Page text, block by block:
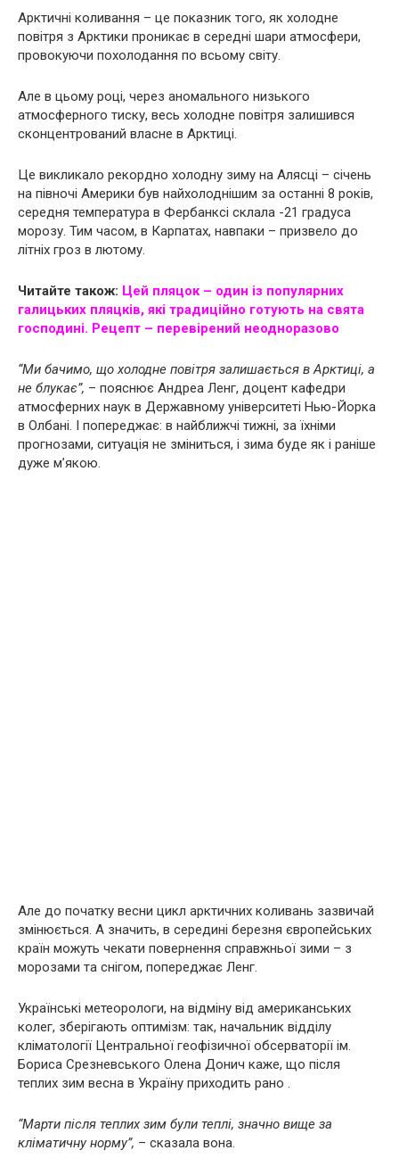
Арктичні коливання – це показник того, як холодне
повітря з Арктики проникає в середні шари атмосфери,
провокуючи похолодання по всьому світу.
Але в цьому році, через аномального низького
атмосферного тиску, весь холодне повітря залишився
сконцентрований власне в Арктиці.
Це викликало рекордно холодну зиму на Алясці – січень
на півночі Америки був найхолоднішим за останні 8 років,
середня температура в Фербанксі склала -21 градуса
морозу. Тим часом, в Карпатах, навпаки – призвело до
літніх гроз в лютому.
Читайте також: Цей пляцок – один із популярних
галицьких пляцків, які традиційно готують на свята
господині. Рецепт – перевірений неодноразово
“Ми бачимо, що холодне повітря залишається в Арктиці, а
не блукає”, – пояснює Андреа Ленг, доцент кафедри
атмосферних наук в Державному університеті Нью-Йорка
в Олбані. І попереджає: в найближчі тижні, за їхніми
прогнозами, ситуація не зміниться, і зима буде як і раніше
дуже м’якою.
Але до початку весни цикл арктичних коливань зазвичай
змінюється. А значить, в середині березня європейських
країн можуть чекати повернення справжньої зими – з
морозами та снігом, попереджає Ленг.
Українські метеорологи, на відміну від американських
колег, зберігають оптимізм: так, начальник відділу
кліматології Центральної геофізичної обсерваторії ім.
Бориса Срезневського Олена Донич каже, що після
теплих зим весна в Україну приходить рано .
“Марти після теплих зим були теплі, значно вище за
кліматичну норму”, – сказала вона.